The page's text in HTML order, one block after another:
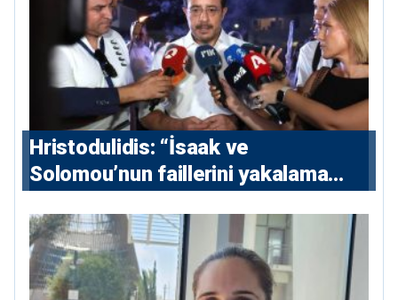
Hristodulidis: “İsaak ve
Solomou’nun faillerini yakalama
ve 5 uluslararası tutuklama emri
çıkarıldı”